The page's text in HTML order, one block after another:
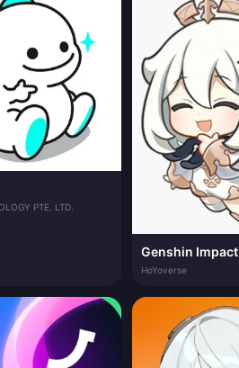
PTE. LTD.
Genshin Impact
HoYoverse